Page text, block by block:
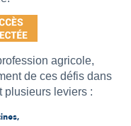
agricole,
de ces défis dans
plusieurs leviers :